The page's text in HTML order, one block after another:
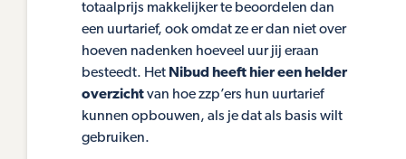
totaalprijs makkelijker te beoordelen dan
een uurtarief, ook omdat ze er dan niet over
hoeven nadenken hoeveel uur jij eraan
besteedt. Het Nibud heeft hier een helder
overzichtvan hoe zzp’ers hun uurtarief
kunnen opbouwen, als je dat als basis wilt
gebruiken.